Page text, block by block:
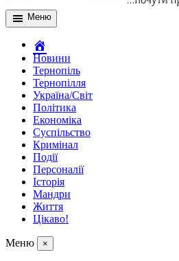
Меню
Новини
Тернопіль
Тернопілля
Україна/Світ
Політика
Економіка
Суспільство
Кримінал
Події
Персоналії
Історія
Мандри
Життя
Цікаво!
Меню ×